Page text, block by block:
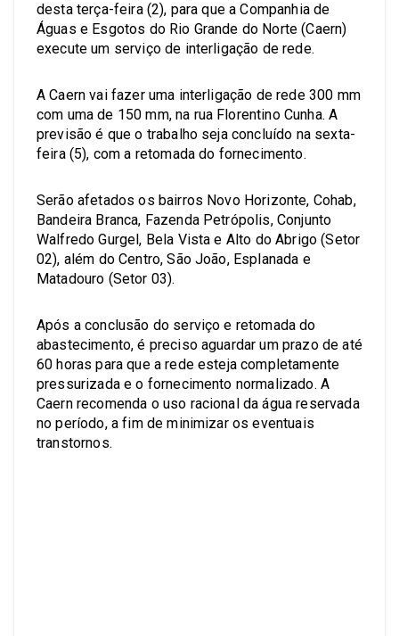
desta terça-feira (2), para que a Companhia de
Águas e Esgotos do Rio Grande do Norte (Caern)
execute um serviço de interligação de rede.
A Caern vai fazer uma interligação de rede 300 mm
com uma de 150 mm, na rua Florentino Cunha. A
previsão é que o trabalho seja concluído na sexta-
feira (5), com a retomada do fornecimento.
Serão afetados os bairros Novo Horizonte, Cohab,
Bandeira Branca, Fazenda Petrópolis, Conjunto
Walfredo Gurgel, Bela Vista e Alto do Abrigo (Setor
02), além do Centro, São João, Esplanada e
Matadouro (Setor 03).
Após a conclusão do serviço e retomada do
abastecimento, é preciso aguardar um prazo de até
60 horas para que a rede esteja completamente
pressurizada e o fornecimento normalizado. A
Caern recomenda o uso racional da água reservada
no período, a fim de minimizar os eventuais
transtornos.